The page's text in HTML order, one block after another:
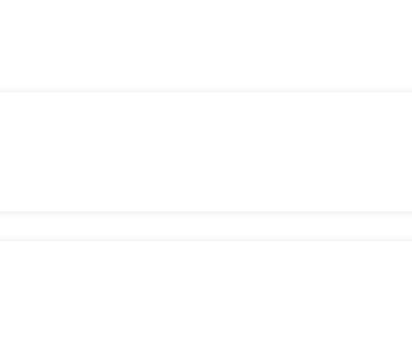
senza complicazioni.
del mercato.
piattaforme e dApp.